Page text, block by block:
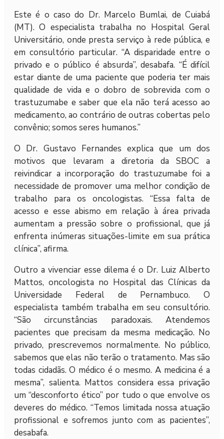
Este é o caso do Dr. Marcelo Bumlai, de Cuiabá
(MT). O especialista trabalha no Hospital Geral
Universitário, onde presta serviço à rede pública, e
em consultório particular. “A disparidade entre o
privado e o público é absurda”, desabafa. “É difícil
estar diante de uma paciente que poderia ter mais
qualidade de vida e o dobro de sobrevida com o
trastuzumabe e saber que ela não terá acesso ao
medicamento, ao contrário de outras cobertas pelo
convênio; somos seres humanos.”
O Dr. Gustavo Fernandes explica que um dos
motivos que levaram a diretoria da SBOC a
reivindicar a incorporação do trastuzumabe foi a
necessidade de promover uma melhor condição de
trabalho para os oncologistas. “Essa falta de
acesso e esse abismo em relação à área privada
aumentam a pressão sobre o profissional, que já
enfrenta inúmeras situações-limite em sua prática
clínica”, afirma.
Outro a vivenciar esse dilema é o Dr. Luiz Alberto
Mattos, oncologista no Hospital das Clínicas da
Universidade Federal de Pernambuco. O
especialista também trabalha em seu consultório.
“São circunstâncias paradoxais. Atendemos
pacientes que precisam da mesma medicação. No
privado, prescrevemos normalmente. No público,
sabemos que elas não terão o tratamento. Mas são
todas cidadãs. O médico é o mesmo. A medicina é a
mesma”, salienta. Mattos considera essa privação
um “desconforto ético” por tudo o que envolve os
deveres do médico. “Temos limitada nossa atuação
profissional e sofremos junto com as pacientes”,
desabafa.